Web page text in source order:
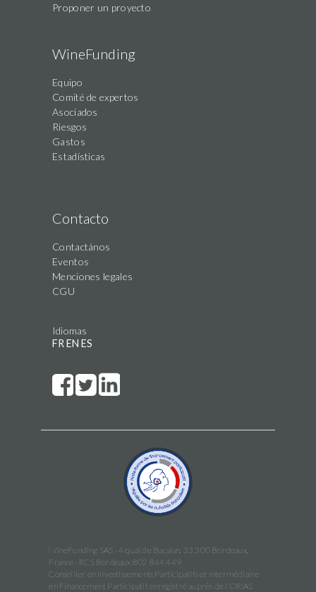
Proponer un proyecto
WineFunding
Equipo
Comité de expertos
Asociados
Riesgos
Gastos
Estadísticas
Contacto
Contactános
Eventos
Menciones legales
CGU
Idiomas
FR EN ES
WineFunding SAS · 4 quai de Bacalan, 33 300 Bordeaux,
France · RCS Bordeaux 802 844 449
Conseiller en Investissements Participatifs et Intermédiaire
en Financement Participatif enregistré auprès de l'ORIAS